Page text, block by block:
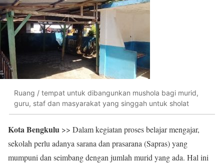
Ruang / tempat untuk dibangunkan mushola bagi murid,
guru, staf dan masyarakat yang singgah untuk sholat
Kota Bengkulu >> Dalam kegiatan proses belajar mengajar,
sekolah perlu adanya sarana dan prasarana (Sapras) yang
mumpuni dan seimbang dengan jumlah murid yang ada. Hal ini